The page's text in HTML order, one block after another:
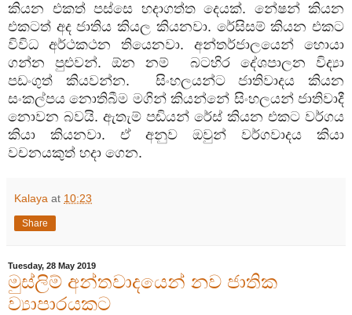
කියන එකත් පස්සෙ හදාගත්ත දෙයක්. නේෂන් කියන
එකටත් අද ජාතිය කියල කියනවා. රේසිසම් කියන එකට
විවිධ අර්ථකථන තියෙනවා. අන්තර්ජාලයෙන් හොයා
ගන්න පුළුවන්. ඕන නම් බටහිර දේශපාලන විද්‍යා
පඩංගුත් කියවන්න. සිංහලයන්ට ජාතිවාදය කියන
සංකල්පය නොතිබීම මගින් කියන්නේ සිංහලයන් ජාතිවාදී
නොවන බවයි. ඇතැම් පඬියන් රේස් කියන එකට වර්ගය
කියා කියනවා. ඒ අනුව ඔවුන් වර්ගවාදය කියා
වචනයකුත් හදා ගෙන.
Kalaya at 10:23
Share
Tuesday, 28 May 2019
මුස්ලිම් අන්තවාදයෙන් නව ජාතික
ව්‍යාපාරයකට